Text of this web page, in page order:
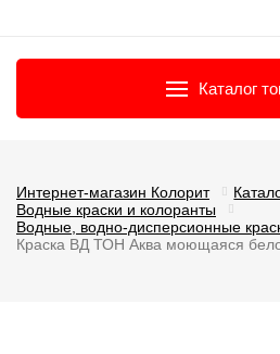
Каталог
Интернет-магазин Колорит
Водные краски и колоранты
Водные, водно-дисперсионные
Краска ВД ТОН Аква моющаяся